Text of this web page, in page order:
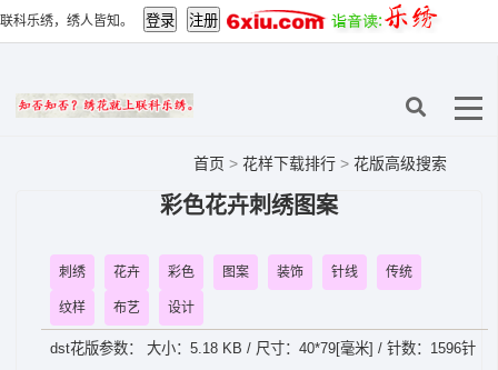
联科乐绣，绣人皆知。
首页 > 花样下载排行 > 花版高级搜索
彩色花卉刺绣图案
刺绣 花卉 彩色 图案 装饰 针线 传统
纹样 布艺 设计
dst花版参数： 大小：5.18 KB / 尺寸：40*79[毫米] / 针数：1596针